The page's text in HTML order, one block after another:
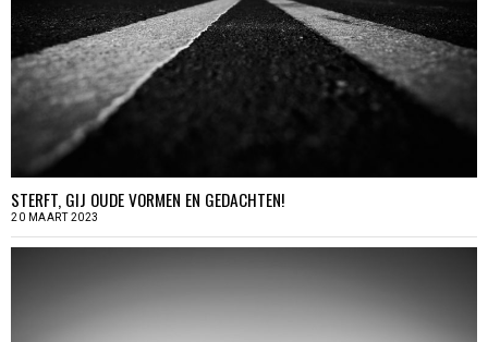
STERFT, GIJ OUDE VORMEN EN GEDACHTEN!
20 MAART 2023